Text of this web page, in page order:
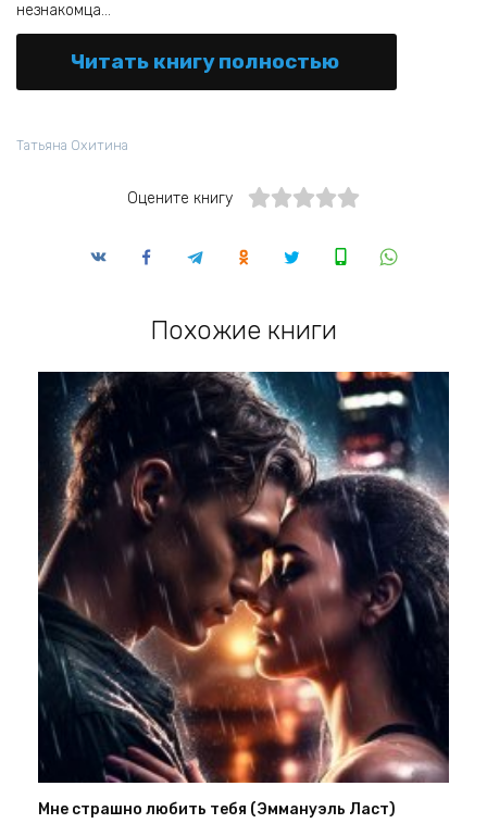
незнакомца…
Читать книгу полностью
Татьяна Охитина
Оцените книгу
Похожие книги
Мне страшно любить тебя (Эммануэль Ласт)